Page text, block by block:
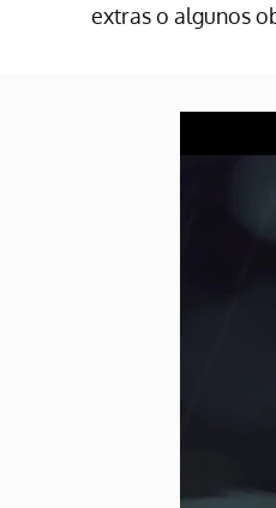
extras o algunos